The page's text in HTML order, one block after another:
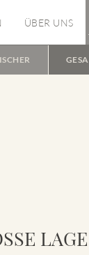
ÜBER UNS
LAGE